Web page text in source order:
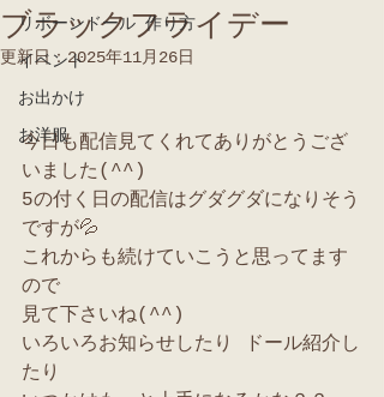
リボーンドール 作り方
イベント
お出かけ
お洋服
ブラックフライデー
更新日：2025年11月26日
今日も配信見てくれてありがとうござ
いました(^^)
5の付く日の配信はグダグダになりそう
ですが💦
これからも続けていこうと思ってます
ので
見て下さいね(^^)
いろいろお知らせしたり ドール紹介し
たり